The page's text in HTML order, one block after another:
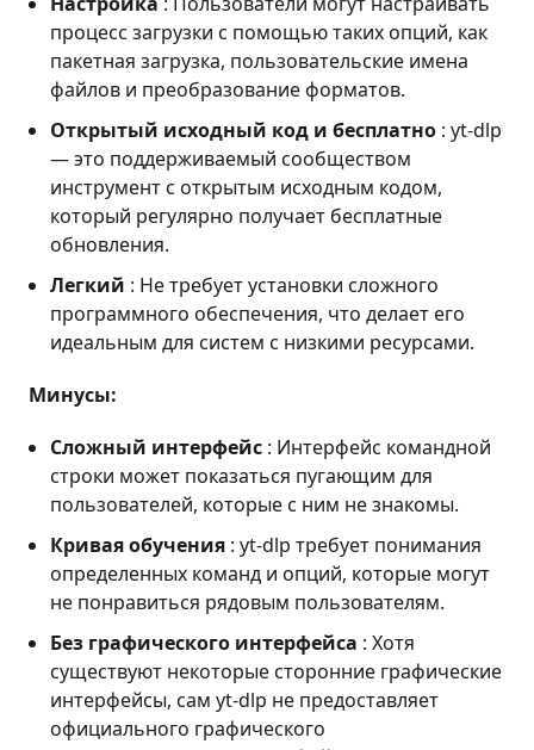
процесс загрузки с помощью таких опций, как
пакетная загрузка, пользовательские имена
файлов и преобразование форматов.
Открытый исходный код и бесплатно : yt-dlp
— это поддерживаемый сообществом
инструмент с открытым исходным кодом,
который регулярно получает бесплатные
обновления.
Легкий : Не требует установки сложного
программного обеспечения, что делает его
идеальным для систем с низкими ресурсами.
Минусы:
Сложный интерфейс : Интерфейс командной
строки может показаться пугающим для
пользователей, которые с ним не знакомы.
Кривая обучения : yt-dlp требует понимания
определенных команд и опций, которые могут
не понравиться рядовым пользователям.
Без графического интерфейса : Хотя
существуют некоторые сторонние графические
интерфейсы, сам yt-dlp не предоставляет
официального графического